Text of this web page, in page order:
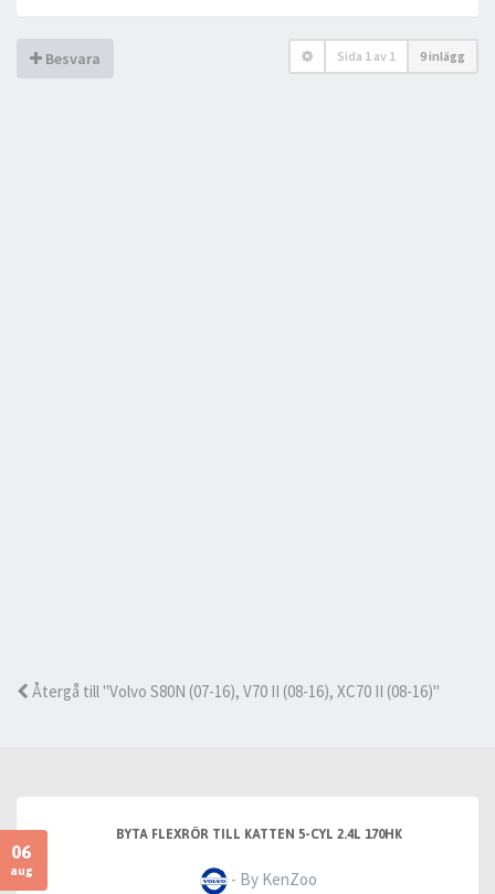
Besvara Sida 1 av 1 9 inlägg
Återgå till "Volvo S80N (07-16), V70 II (08-16), XC70 II (08-16)"
06
aug
BYTA FLEXRÖR TILL KATTEN 5-CYL 2.4L 170HK
- By KenZoo